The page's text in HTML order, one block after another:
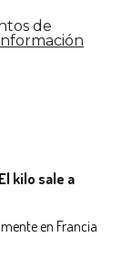
de
El kilo sale a
en Francia